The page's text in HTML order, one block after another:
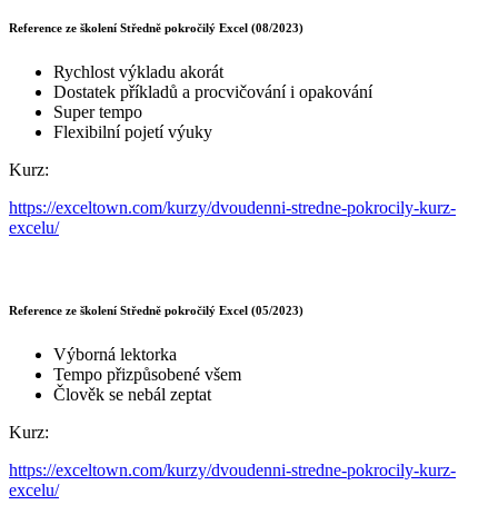
Reference ze školení Středně pokročilý Excel (08/2023)
Rychlost výkladu akorát
Dostatek příkladů a procvičování i opakování
Super tempo
Flexibilní pojetí výuky
Kurz:
https://exceltown.com/kurzy/dvoudenni-stredne-pokrocily-kurz-
excelu/
Reference ze školení Středně pokročilý Excel (05/2023)
Výborná lektorka
Tempo přizpůsobené všem
Člověk se nebál zeptat
Kurz:
https://exceltown.com/kurzy/dvoudenni-stredne-pokrocily-kurz-
excelu/